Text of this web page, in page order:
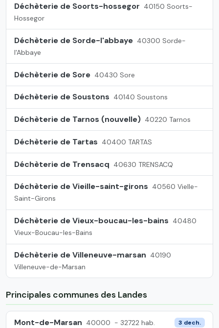
Déchèterie de Soorts-hossegor 40150 Soorts-
Hossegor
Déchèterie de Sorde-l'abbaye 40300 Sorde-
l'Abbaye
Déchèterie de Sore 40430 Sore
Déchèterie de Soustons 40140 Soustons
Déchèterie de Tarnos (nouvelle) 40220 Tarnos
Déchèterie de Tartas 40400 TARTAS
Déchèterie de Trensacq 40630 TRENSACQ
Déchèterie de Vieille-saint-girons 40560 Vielle-
Saint-Girons
Déchèterie de Vieux-boucau-les-bains 40480
Vieux-Boucau-les-Bains
Déchèterie de Villeneuve-marsan 40190
Villeneuve-de-Marsan
Principales communes des Landes
Mont-de-Marsan 40000 - 32722 hab. 3 dech.